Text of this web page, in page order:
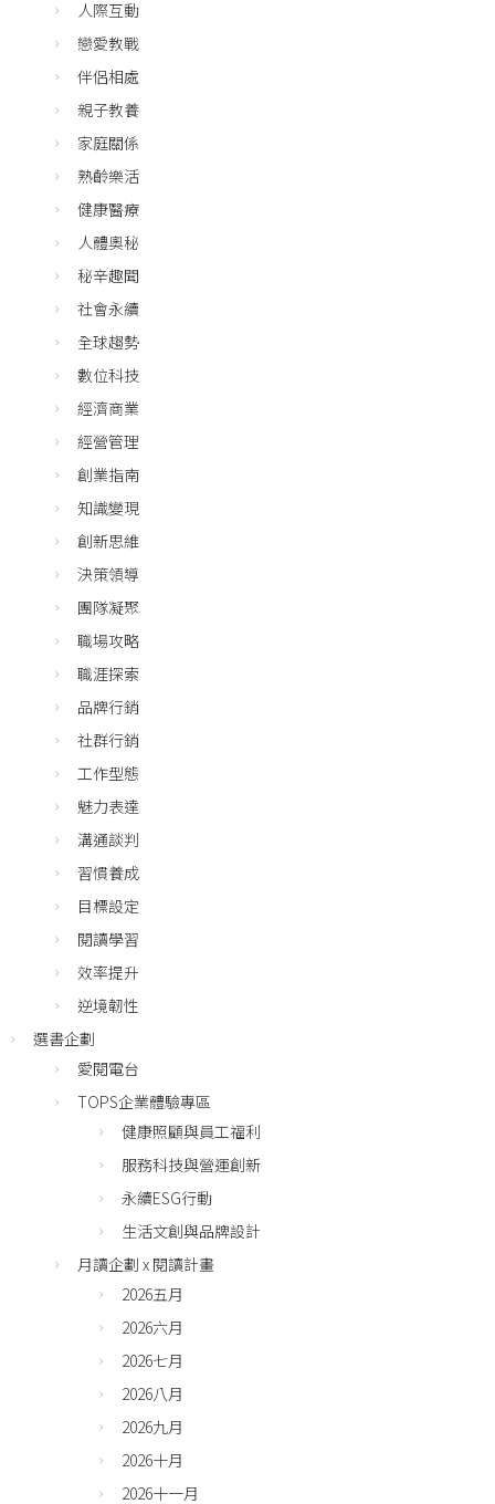
人際互動
戀愛教戰
伴侶相處
親子教養
家庭關係
熟齡樂活
健康醫療
人體奧秘
秘辛趣聞
社會永續
全球趨勢
數位科技
經濟商業
經營管理
創業指南
知識變現
創新思維
決策領導
團隊凝聚
職場攻略
職涯探索
品牌行銷
社群行銷
工作型態
魅力表達
溝通談判
習慣養成
目標設定
閱讀學習
效率提升
逆境韌性
選書企劃
愛閱電台
TOPS企業體驗專區
健康照顧與員工福利
服務科技與營運創新
永續ESG行動
生活文創與品牌設計
月讀企劃 x 閱讀計畫
2026五月
2026六月
2026七月
2026八月
2026九月
2026十月
2026十一月